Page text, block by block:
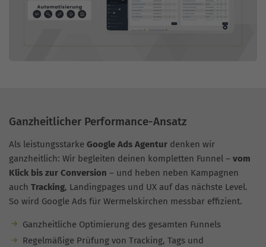
Ganzheitlicher Performance-Ansatz
Als leistungsstarke Google Ads Agentur denken wir
ganzheitlich: Wir begleiten deinen kompletten Funnel – vom
Klick bis zur Conversion – und heben neben Kampagnen
auch Tracking, Landingpages und UX auf das nächste Level.
So wird Google Ads für Wermelskirchen messbar effizient.
Ganzheitliche Optimierung des gesamten Funnels
Regelmäßige Prüfung von Tracking, Tags und